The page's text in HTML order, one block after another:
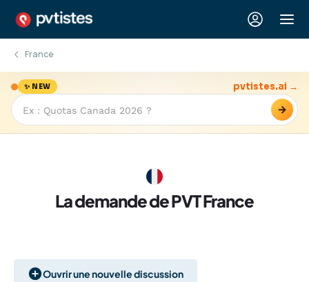
France
✨ NEW
→
pvtistes.ai →
La demande de PVT France
Ouvrir une nouvelle discussion